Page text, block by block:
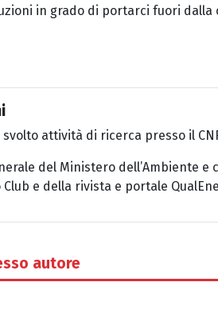
in grado di portarci fuori dalla
attività di ricerca presso il
del Ministero dell’Ambiente
e della rivista e portale
autore